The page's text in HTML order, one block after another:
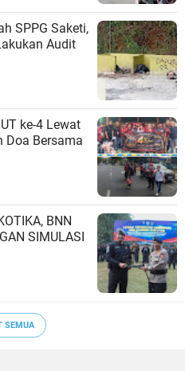
SPPG Saketi,
Audit
ke-4 Lewat
Doa Bersama
BNN
SIMULASI
SEMUA